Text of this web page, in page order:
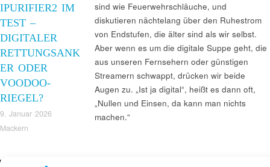
IPURIFIER2 IM
TEST –
DIGITALER
RETTUNGSANK
ER ODER
VOODOO-
RIEGEL?
9. Januar 2026
Mackern
sind wie Feuerwehrschläuche, und
diskutieren nächtelang über den Ruhestrom
von Endstufen, die älter sind als wir selbst.
Aber wenn es um die digitale Suppe geht, die
aus unseren Fernsehern oder günstigen
Streamern schwappt, drücken wir beide
Augen zu. „Ist ja digital“, heißt es dann oft,
„Nullen und Einsen, da kann man nichts
machen.“